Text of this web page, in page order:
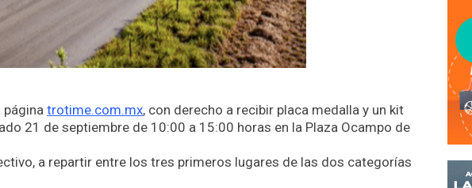
página trotime.com.mx, con derecho a recibir placa medalla y un kit
21 de septiembre de 10:00 a 15:00 horas en la Plaza Ocampo de
a repartir entre los tres primeros lugares de las dos categorías